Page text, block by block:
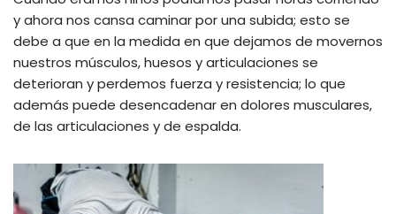
y ahora nos cansa caminar por una subida; esto se
debe a que en la medida en que dejamos de movernos
nuestros músculos, huesos y articulaciones se
deterioran y perdemos fuerza y resistencia; lo que
además puede desencadenar en dolores musculares,
de las articulaciones y de espalda.